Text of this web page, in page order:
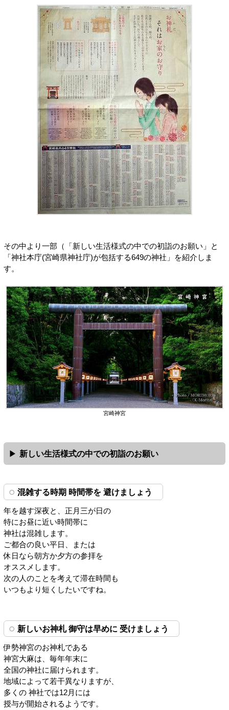
その中より一部（「新しい生活様式の中での初詣のお願い」と
「神社本庁(宮崎県神社庁)が包括する649の神社」を紹介しま
す。
宮崎神宮
新しい生活様式の中での初詣のお願い
混雑する時期 時間帯を 避けましょう
年を越す深夜と、正月三が日の
特にお昼に近い時間帯に
神社は混雑します。
ご都合の良い平日、または
休日なら朝方か夕方の参拝を
オススメします。
次の人のことを考えて滞在時間も
いつもより短くしたいですね。
新しいお神札 御守は早めに 受けましょう
伊勢神宮のお神札である
神宮大麻は、毎年年末に
全国の神社に届けられます。
地域によって若干異なりますが、
多くの 神社では12月には
授与が開始されるようです。